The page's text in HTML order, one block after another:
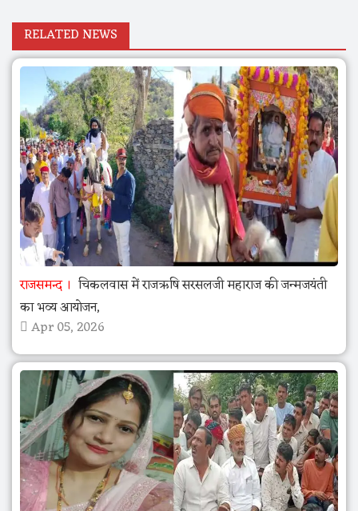
RELATED NEWS
राजसमन्द
चिकलवास में राजऋषि सरसलजी महाराज की जन्मजयंती
का भव्य आयोजन,
Apr 05, 2026